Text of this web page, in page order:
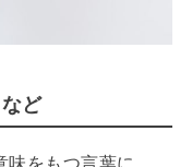
ど
をもつ言葉に、